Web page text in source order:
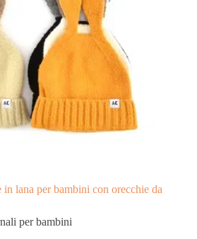
lana per bambini con orecchie da
per bambini